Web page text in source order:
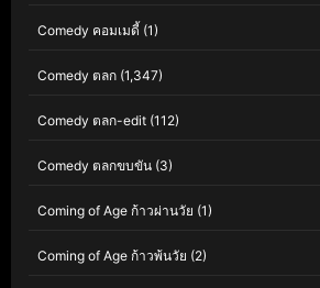
Comedy คอมเมดี้ (1)
Comedy ตลก (1,347)
Comedy ตลก-edit (112)
Comedy ตลกขบขัน (3)
Coming of Age ก้าวผ่านวัย (1)
Coming of Age ก้าวพ้นวัย (2)